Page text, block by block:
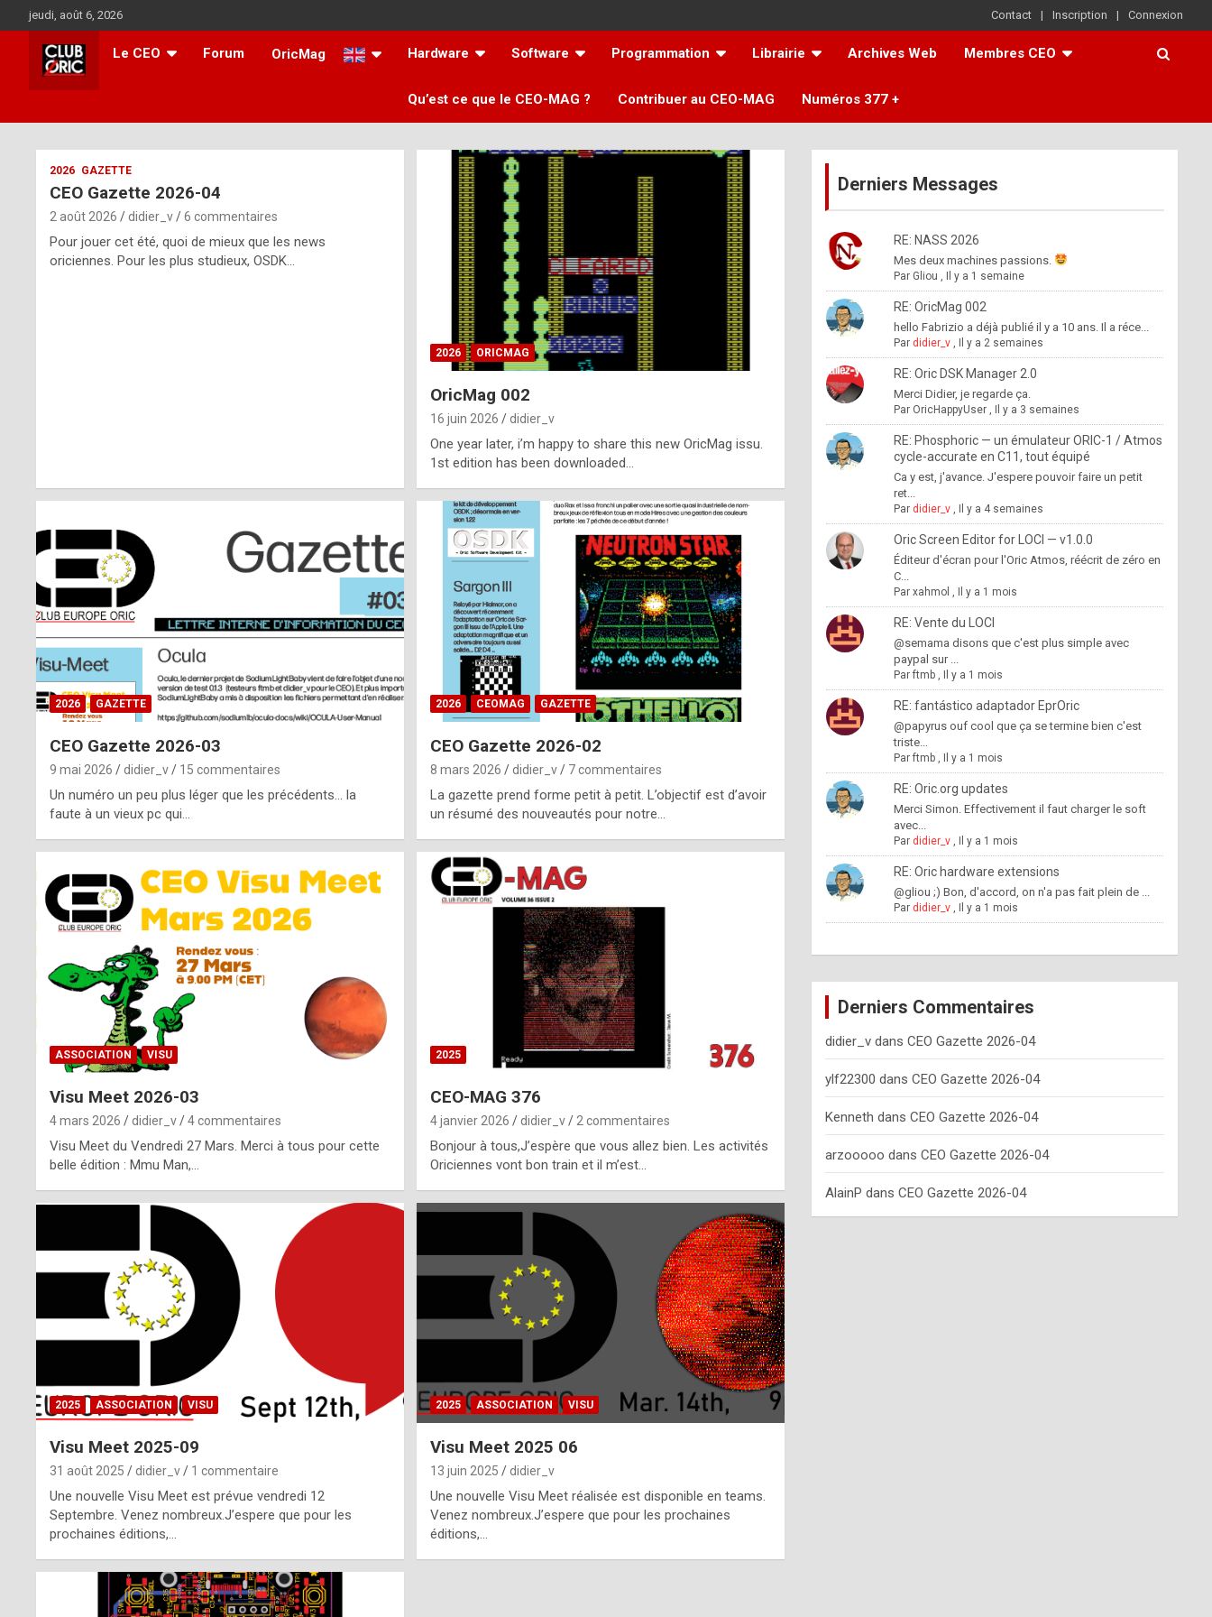
au
contenu
jeudi, août 6, 2026 Contact Inscription Connexion
Le CEO Forum OricMag Hardware Software Programmation Librairie Archives Web Membres CEO
Qu’est ce que le CEO-MAG ? Contribuer au CEO-MAG Numéros 377 +
ff
m
2026 GAZETTE
CEO Gazette 2026-04
2 août 2026 didier_v 6 commentaires
Pour jouer cet été, quoi de mieux que les news
oriciennes. Pour les plus studieux, OSDK…
2026 ORICMAG
OricMag 002
16 juin 2026 didier_v
One year later, i’m happy to share this new OricMag issu.
1st edition has been downloaded…
2026 GAZETTE
CEO Gazette 2026-03
9 mai 2026 didier_v 15 commentaires
Un numéro un peu plus léger que les précédents… la
faute à un vieux pc qui…
2026 CEOMAG GAZETTE
CEO Gazette 2026-02
8 mars 2026 didier_v 7 commentaires
La gazette prend forme petit à petit. L’objectif est d’avoir
un résumé des nouveautés pour notre…
ASSOCIATION VISU
Visu Meet 2026-03
4 mars 2026 didier_v 4 commentaires
Visu Meet du Vendredi 27 Mars. Merci à tous pour cette
belle édition : Mmu Man,…
2025
CEO-MAG 376
4 janvier 2026 didier_v 2 commentaires
Bonjour à tous,J’espère que vous allez bien. Les activités
Oriciennes vont bon train et il m’est…
2025 ASSOCIATION VISU
Visu Meet 2025-09
31 août 2025 didier_v 1 commentaire
Une nouvelle Visu Meet est prévue vendredi 12
Septembre. Venez nombreux.J’espere que pour les
prochaines éditions,…
2025 ASSOCIATION VISU
Visu Meet 2025 06
13 juin 2025 didier_v
Une nouvelle Visu Meet réalisée est disponible en teams.
Venez nombreux.J’espere que pour les prochaines
éditions,…
Derniers Messages
RE: NASS 2026
Mes deux machines passions.
Par Gliou , Il y a 1 semaine
RE: OricMag 002
hello Fabrizio a déjà publié il y a 10 ans. Il a réce...
Par didier_v, Il y a 2 semaines
RE: Oric DSK Manager 2.0
Merci Didier, je regarde ça.
Par OricHappyUser, Il y a 3 semaines
RE: Phosphoric — un émulateur ORIC-1 / Atmos
cycle-accurate en C11, tout équipé
Ca y est, j'avance. J'espere pouvoir faire un petit
ret...
Par didier_v, Il y a 4 semaines
Oric Screen Editor for LOCI — v1.0.0
Éditeur d'écran pour l'Oric Atmos, réécrit de zéro en
C...
Par xahmol , Il y a 1 mois
RE: Vente du LOCI
@semama disons que c'est plus simple avec
paypal sur ...
Par ftmb, Il y a 1 mois
RE: fantástico adaptador EprOric
@papyrus ouf cool que ça se termine bien c'est
triste...
Par ftmb, Il y a 1 mois
RE: Oric.org updates
Merci Simon. Effectivement il faut charger le soft
avec...
Par didier_v, Il y a 1 mois
RE: Oric hardware extensions
@gliou ;) Bon, d'accord, on n'a pas fait plein de ...
Par didier_v, Il y a 1 mois
Derniers Commentaires
didier_vdans CEO Gazette 2026-04
ylf22300 dans CEO Gazette 2026-04
Kenneth dans CEO Gazette 2026-04
arzooooo dans CEO Gazette 2026-04
AlainP dans CEO Gazette 2026-04